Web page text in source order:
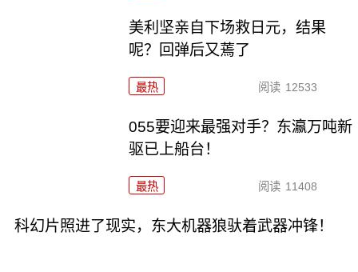
美利坚亲自下场救日元，结果
呢？回弹后又蔫了
最热 阅读 12533
055要迎来最强对手？东瀛万吨新
驱已上船台！
最热 阅读 11408
科幻片照进了现实，东大机器狼驮着武器冲锋！